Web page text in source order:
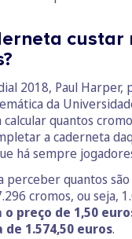
custar
2018, Paul Harper,
da
calcular quantos
a caderneta
há sempre
perceber quantos
cromos, ou seja,
preço de 1,50
1.574,50 euros.